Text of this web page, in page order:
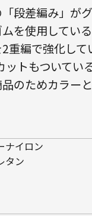
段差編み」が
を使用してい
重編で強化し
ットもついてい
のためカラー
ナイロン
タン